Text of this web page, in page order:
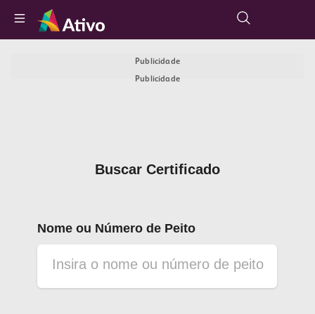
Publicidade
Publicidade
Buscar Certificado
Nome ou Número de Peito